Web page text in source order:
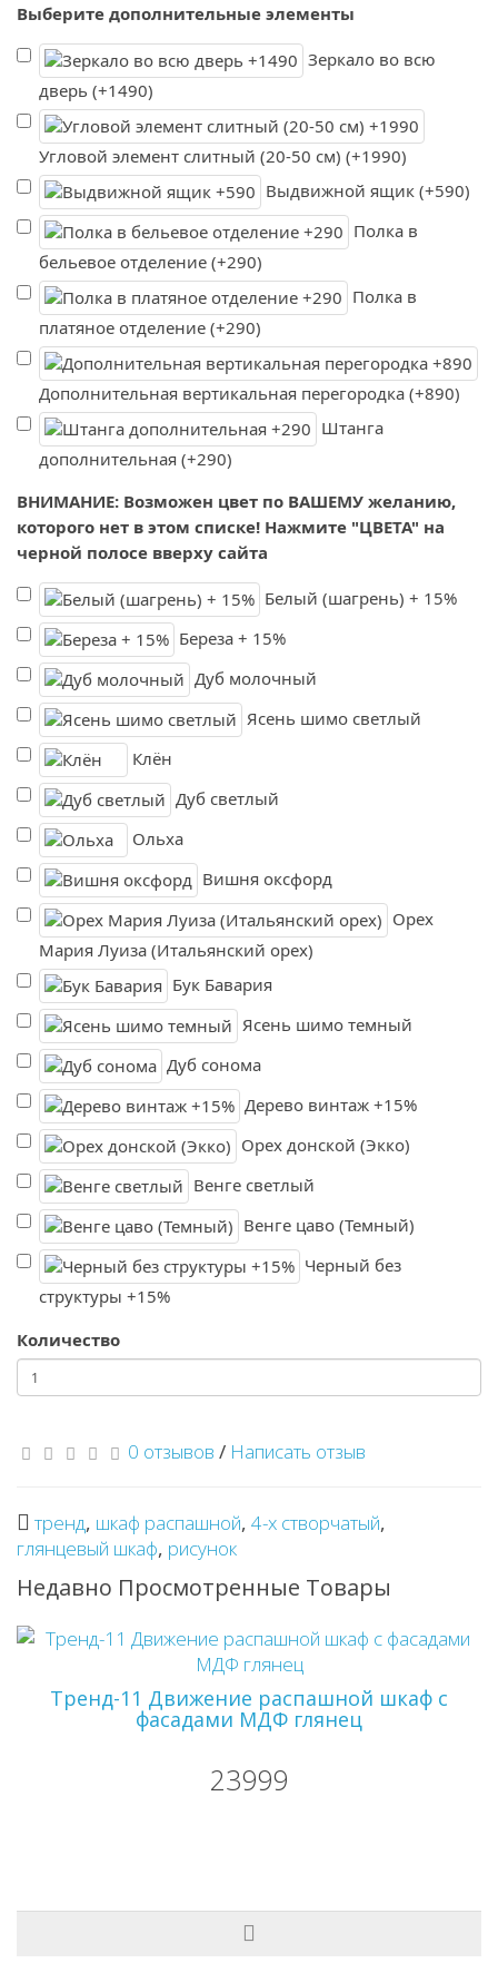
Выберите дополнительные элементы
Зеркало во всю
дверь (+1490)
Угловой элемент слитный (20-50 см) (+1990)
Выдвижной ящик (+590)
Полка в
бельевое отделение (+290)
Полка в
платяное отделение (+290)
Дополнительная вертикальная перегородка (+890)
Штанга
дополнительная (+290)
ВНИМАНИЕ: Возможен цвет по ВАШЕМУ желанию,
которого нет в этом списке! Нажмите "ЦВЕТА" на
черной полосе вверху сайта
Белый (шагрень) + 15%
Береза + 15%
Дуб молочный
Ясень шимо светлый
Клён
Дуб светлый
Ольха
Вишня оксфорд
Орех
Мария Луиза (Итальянский орех)
Бук Бавария
Ясень шимо темный
Дуб сонома
Дерево винтаж +15%
Орех донской (Экко)
Венге светлый
Венге цаво (Темный)
Черный без
структуры +15%
Количество
0 отзывов / Написать отзыв
тренд, шкаф распашной, 4-х створчатый,
глянцевый шкаф, рисунок
Недавно Просмотренные Товары
Тренд-11 Движение распашной шкаф с
фасадами МДФ глянец
23999